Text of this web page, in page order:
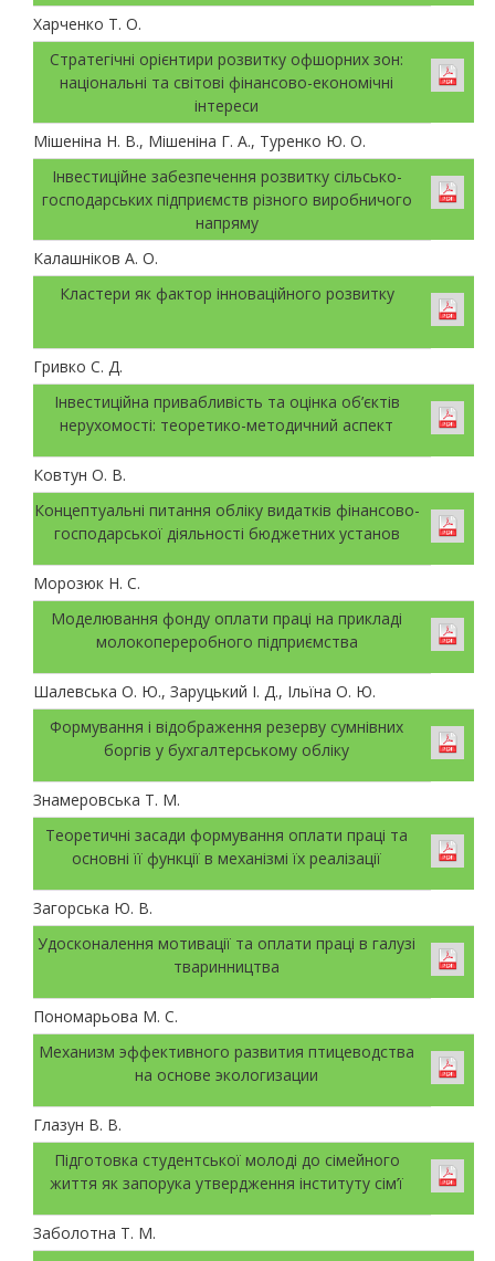
Харченко Т. О.
Стратегічні орієнтири розвитку офшорних зон:
національні та світові фінансово-економічні
інтереси
Мішеніна Н. В., Мішеніна Г. А., Туренко Ю. О.
Інвестиційне забезпечення розвитку сільсько-
господарських підприємств різного виробничого
напряму
Калашніков А. О.
Кластери як фактор інноваційного розвитку
Гривко С. Д.
Інвестиційна привабливість та оцінка об’єктів
нерухомості: теоретико-методичний аспект
Ковтун О. В.
Концептуальні питання обліку видатків фінансово-
господарської діяльності бюджетних установ
Морозюк Н. С.
Моделювання фонду оплати праці на прикладі
молокопереробного підприємства
Шалевська О. Ю., Заруцький І. Д., Ільїна О. Ю.
Формування і відображення резерву сумнівних
боргів у бухгалтерському обліку
Знамеровська Т. М.
Теоретичні засади формування оплати праці та
основні її функції в механізмі їх реалізації
Загорська Ю. В.
Удосконалення мотивації та оплати праці в галузі
тваринництва
Пономарьова М. С.
Механизм эффективного развития птицеводства
на основе экологизации
Глазун В. В.
Підготовка студентської молоді до сімейного
життя як запорука утвердження інституту сім’ї
Заболотна Т. М.